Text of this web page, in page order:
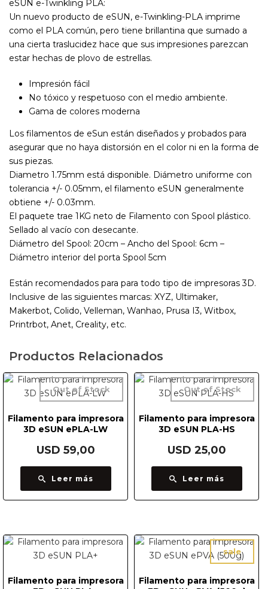
eSUN e-Twinkling PLA:
Un nuevo producto de eSUN, e-Twinkling-PLA imprime
como el PLA común, pero tiene brillantina que sumado a
una cierta traslucidez hace que sus impresiones parezcan
estar hechas de plovo de estrellas.
Impresión fácil
No tóxico y respetuoso con el medio ambiente.
Gama de colores moderna
Los filamentos de eSun están diseñados y probados para
asegurar que no haya distorsión en el color ni en la forma de
sus piezas.
Diametro 1.75mm está disponible. Diámetro uniforme con
tolerancia +/- 0.05mm, el filamento eSUN generalmente
obtiene +/- 0.03mm.
El paquete trae 1KG neto de Filamento con Spool plástico.
Sellado al vacío con desecante.
Diámetro del Spool: 20cm – Ancho del Spool: 6cm –
Diámetro interior del porta Spool 5cm
Están recomendados para para todo tipo de impresoras 3D.
Inclusive de las siguientes marcas: XYZ, Ultimaker,
Makerbot, Colido, Velleman, Wanhao, Prusa I3, Witbox,
Printrbot, Anet, Creality, etc.
Productos Relacionados
Filamento para impresora
3D eSUN ePLA-LW
Out of Stock
USD 59,00
Leer más
Filamento para impresora
3D eSUN PLA-HS
Out of Stock
USD 25,00
Leer más
Filamento para impresora
sale
Filamento para impresora